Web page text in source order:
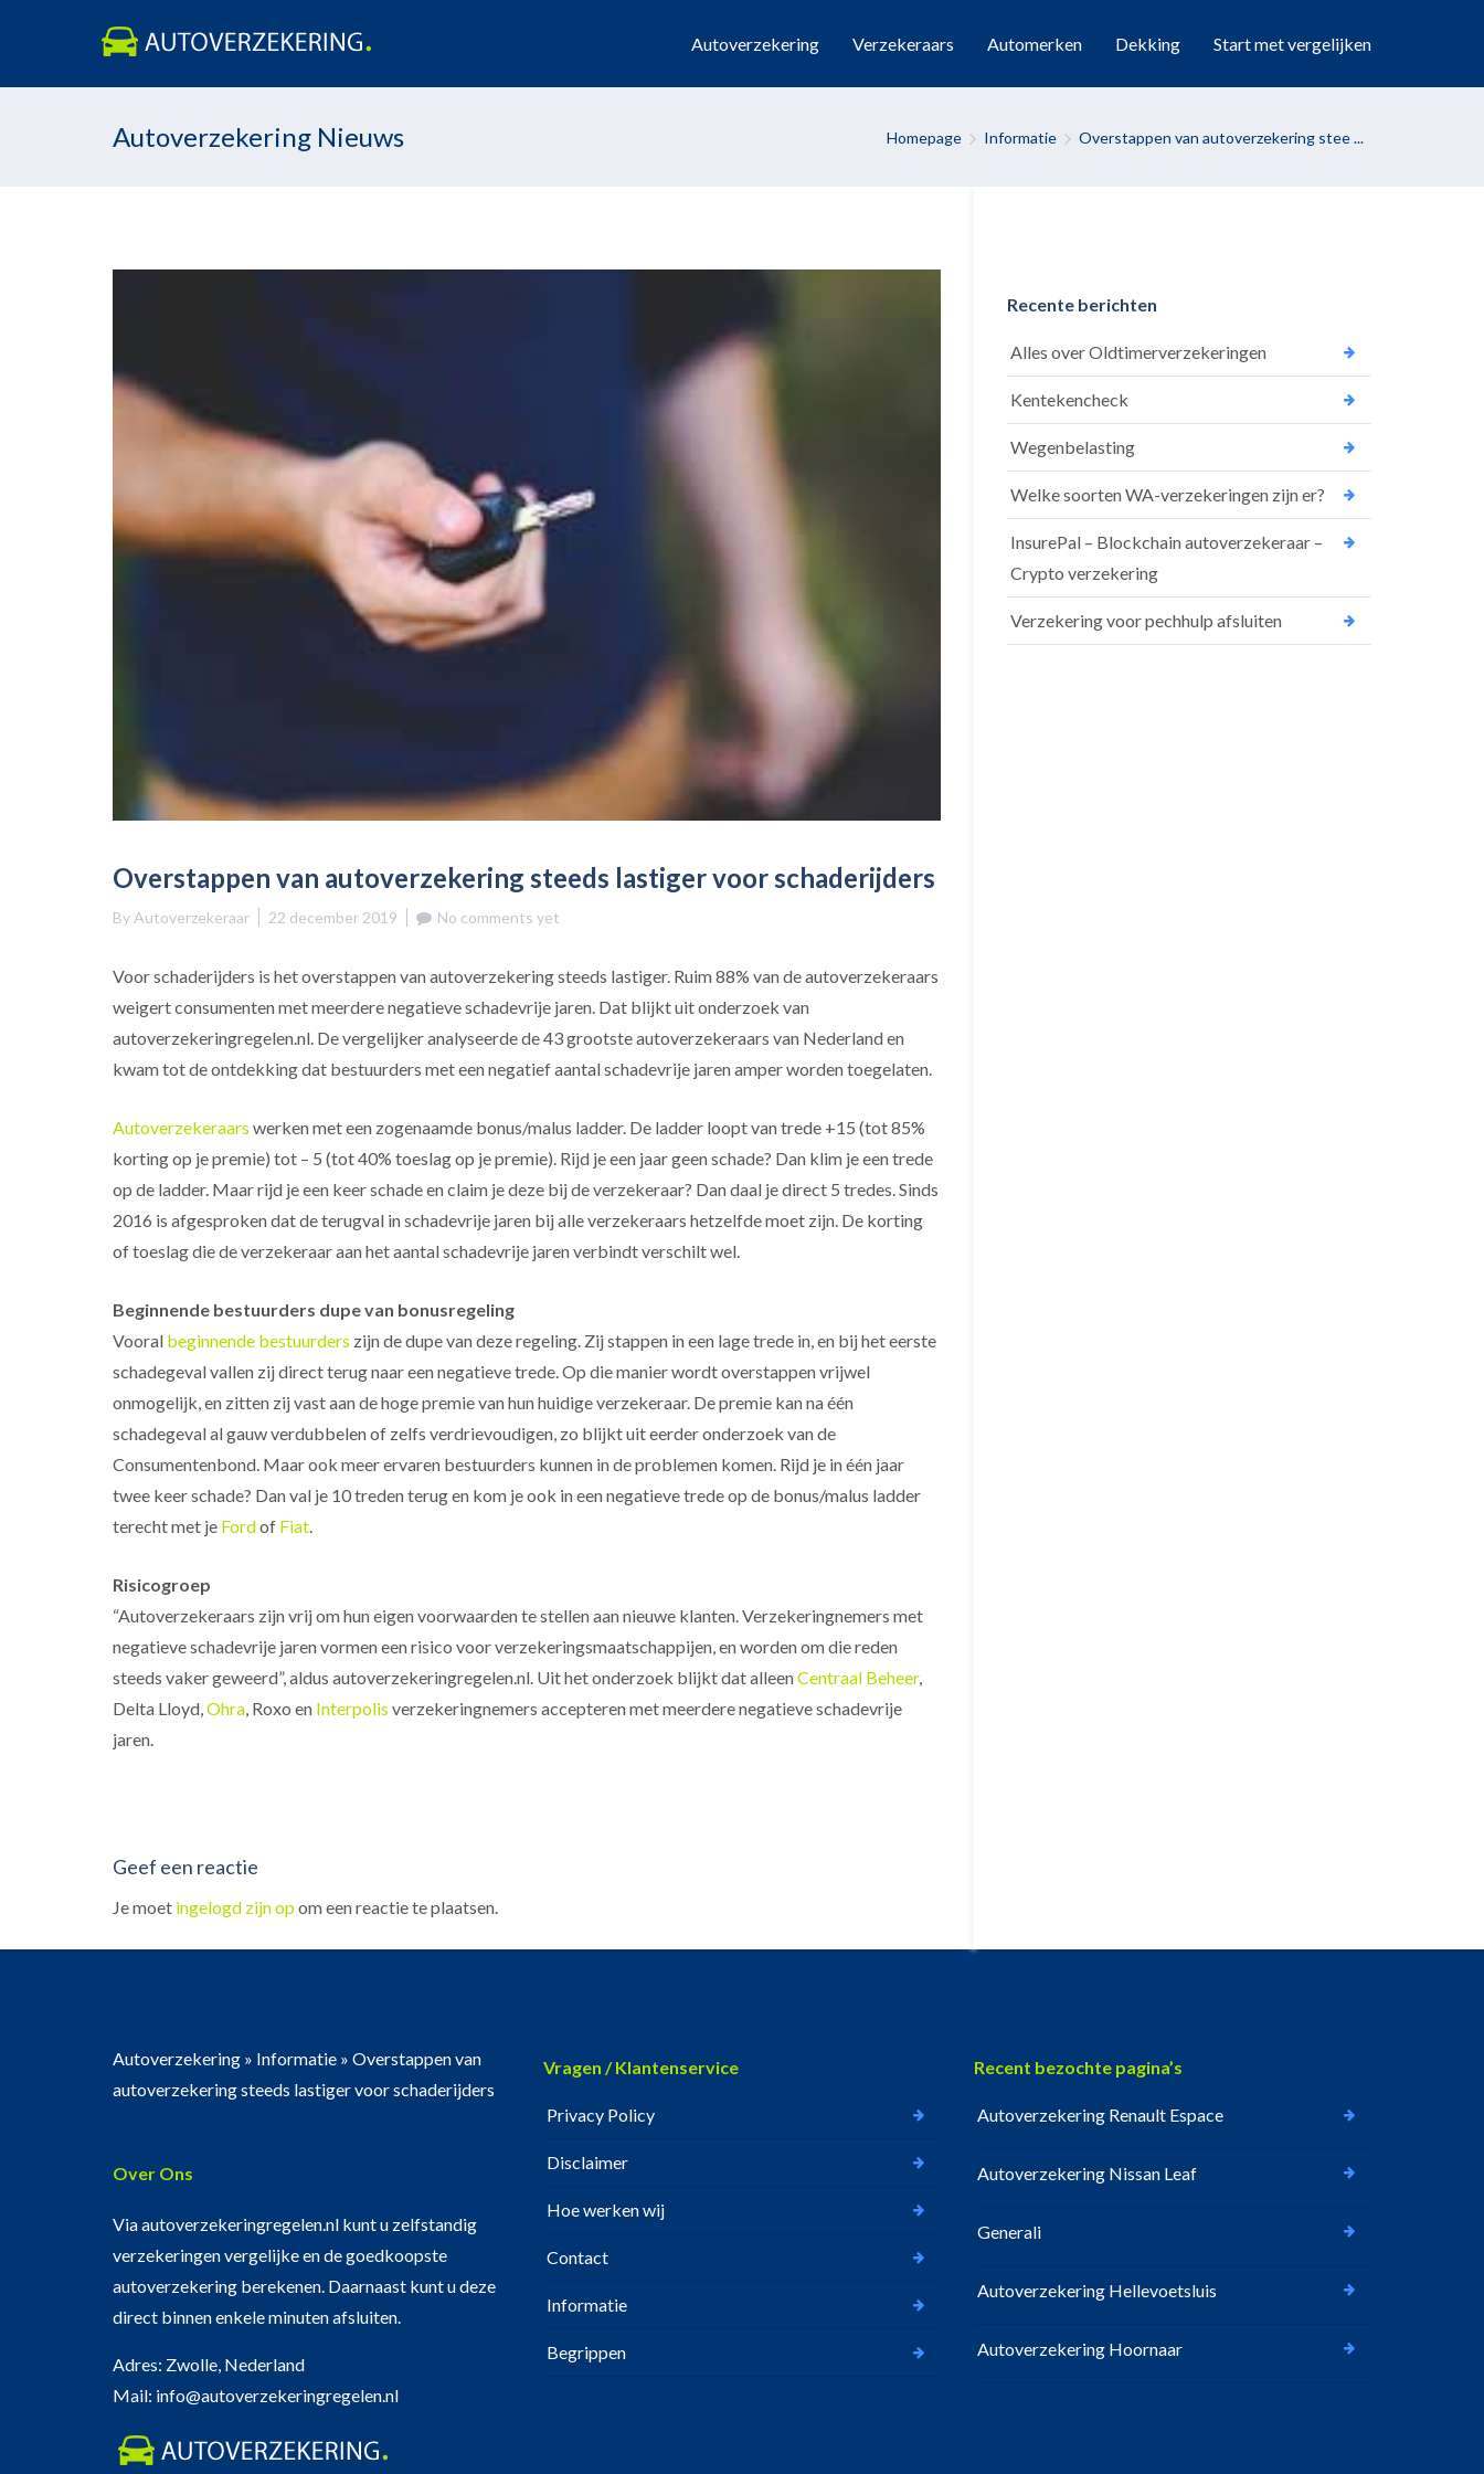
Autoverzekering Verzekeraars Automerken Dekking Start met vergelijken
Autoverzekering Nieuws Homepage Informatie Overstappen van autoverzekering stee ...
Overstappen van autoverzekering steeds lastiger voor schaderijders
By Autoverzekeraar 22 december 2019 No comments yet
Voor schaderijders is het overstappen van autoverzekering steeds lastiger. Ruim 88% van de autoverzekeraars
weigert consumenten met meerdere negatieve schadevrije jaren. Dat blijkt uit onderzoek van
autoverzekeringregelen.nl. De vergelijker analyseerde de 43 grootste autoverzekeraars van Nederland en
kwam tot de ontdekking dat bestuurders met een negatief aantal schadevrije jaren amper worden toegelaten.
Autoverzekeraars werken met een zogenaamde bonus/malus ladder. De ladder loopt van trede +15 (tot 85%
korting op je premie) tot – 5 (tot 40% toeslag op je premie). Rijd je een jaar geen schade? Dan klim je een trede
op de ladder. Maar rijd je een keer schade en claim je deze bij de verzekeraar? Dan daal je direct 5 tredes. Sinds
2016 is afgesproken dat de terugval in schadevrije jaren bij alle verzekeraars hetzelfde moet zijn. De korting
of toeslag die de verzekeraar aan het aantal schadevrije jaren verbindt verschilt wel.
Beginnende bestuurders dupe van bonusregeling
Vooral beginnende bestuurders zijn de dupe van deze regeling. Zij stappen in een lage trede in, en bij het eerste
schadegeval vallen zij direct terug naar een negatieve trede. Op die manier wordt overstappen vrijwel
onmogelijk, en zitten zij vast aan de hoge premie van hun huidige verzekeraar. De premie kan na één
schadegeval al gauw verdubbelen of zelfs verdrievoudigen, zo blijkt uit eerder onderzoek van de
Consumentenbond. Maar ook meer ervaren bestuurders kunnen in de problemen komen. Rijd je in één jaar
twee keer schade? Dan val je 10 treden terug en kom je ook in een negatieve trede op de bonus/malus ladder
terecht met je Fordof Fiat.
Risicogroep
“Autoverzekeraars zijn vrij om hun eigen voorwaarden te stellen aan nieuwe klanten. Verzekeringnemers met
negatieve schadevrije jaren vormen een risico voor verzekeringsmaatschappijen, en worden om die reden
steeds vaker geweerd”, aldus autoverzekeringregelen.nl. Uit het onderzoek blijkt dat alleenCentraal Beheer,
Delta Lloyd,Ohra, Roxo en Interpolis verzekeringnemers accepteren met meerdere negatieve schadevrije
jaren.
Geef een reactie
Je moet ingelogd zijn opom een reactie te plaatsen.
Recente berichten
Alles over Oldtimerverzekeringen
Kentekencheck
Wegenbelasting
Welke soorten WA-verzekeringen zijn er?
InsurePal – Blockchain autoverzekeraar –
Crypto verzekering
Verzekering voor pechhulp afsluiten
Autoverzekering » Informatie » Overstappen van
autoverzekering steeds lastiger voor schaderijders
Over Ons
Via autoverzekeringregelen.nl kunt u zelfstandig
verzekeringen vergelijke en de goedkoopste
autoverzekering berekenen. Daarnaast kunt u deze
direct binnen enkele minuten afsluiten.
Adres: Zwolle, Nederland
Mail: info@autoverzekeringregelen.nl
Vragen / Klantenservice
Privacy Policy
Disclaimer
Hoe werken wij
Contact
Informatie
Begrippen
Recent bezochte pagina’s
Autoverzekering Renault Espace
Autoverzekering Nissan Leaf
Generali
Autoverzekering Hellevoetsluis
Autoverzekering Hoornaar